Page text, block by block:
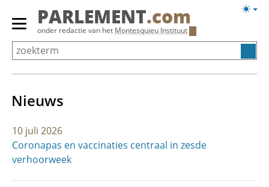
Overslaan
Primair
menu
tonen/verbergen
PARLEMENT.com
onder redactie van het Montesquieu Instituut
Nieuws
10 juli 2026
Coronapas en vaccinaties centraal in zesde
verhoorweek